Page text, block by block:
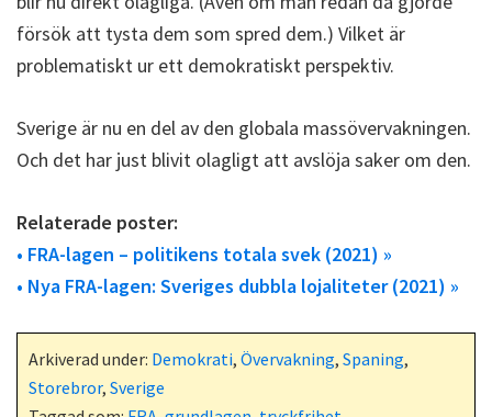
försök att tysta dem som spred dem.) Vilket är
problematiskt ur ett demokratiskt perspektiv.
Sverige är nu en del av den globala massövervakningen.
Och det har just blivit olagligt att avslöja saker om den.
Relaterade poster:
• FRA-lagen – politikens totala svek (2021) »
• Nya FRA-lagen: Sveriges dubbla lojaliteter (2021) »
Arkiverad under: Demokrati, Övervakning, Spaning,
Storebror, Sverige